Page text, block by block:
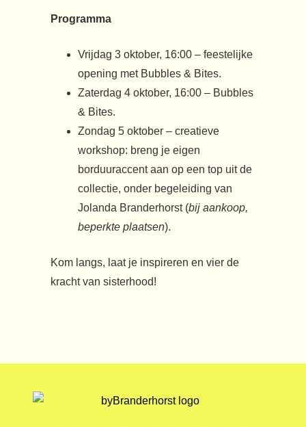
Programma
Vrijdag 3 oktober, 16:00 – feestelijke
opening met Bubbles & Bites.
Zaterdag 4 oktober, 16:00 – Bubbles
& Bites.
Zondag 5 oktober – creatieve
workshop: breng je eigen
borduuraccent aan op een top uit de
collectie, onder begeleiding van
Jolanda Branderhorst (bij aankoop,
beperkte plaatsen).
Kom langs, laat je inspireren en vier de
kracht van sisterhood!